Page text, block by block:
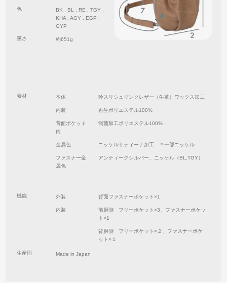
色
BK , BL , RE , TGY ,
KHA , AGY , EGP ,
GYP
重さ 約651g
素材 本体 吟スリシュリンクレザー（牛革）ワックス加工
内装 再生ポリエステル100%
背面ポケット
内
制菌加工ポリエステル100%
金属色 ニッケルサティーナ加工 ＊一部ニッケル
ファスナー金
属色
アンティークシルバー、ニッケル（BL,TGY）
機能 外装 背面ファスナーポケット×1
内装
前胴側 フリーポケット×3、ファスナーポケッ
ト×1
背胴側 フリーポケット×２、ファスナーポケ
ット×１
生産国 Made in Japan